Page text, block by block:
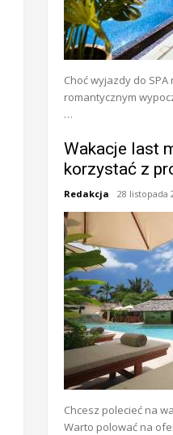
Choć wyjazdy do
romantycznym
…
Wakacje last
korzystać z
Redakcja 28 listopada
Chcesz polecieć na
Warto polować na